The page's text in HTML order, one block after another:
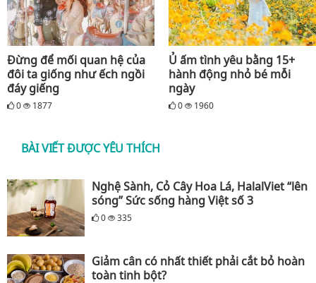
Đừng để mối quan hệ của
đôi ta giống như ếch ngồi
đáy giếng
0 1877
Ủ ấm tình yêu bằng 15+
hành động nhỏ bé mỗi
ngày
0 1960
BÀI VIẾT ĐƯỢC YÊU THÍCH
Nghệ Sành, Cỏ Cây Hoa Lá, HalalViet “lên
sóng” Sức sống hàng Việt số 3
0 335
Giảm cân có nhất thiết phải cắt bỏ hoàn
toàn tinh bột?